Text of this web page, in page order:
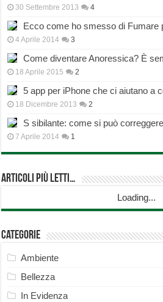
30 Settembre 2013 4
Ecco come ho smesso di Fumare
4 Aprile 2014 3
Come diventare Anoressica? È
18 Aprile 2015 2
5 app per iPhone che ci aiutano a
18 Dicembre 2013 2
S sibilante: come si può
7 Aprile 2014 1
Articoli più Letti…
Loading...
Categorie
Ambiente
Bellezza
In Evidenza